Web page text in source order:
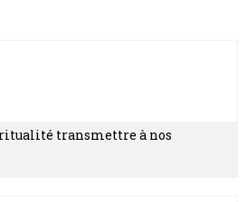
transmettre à nos